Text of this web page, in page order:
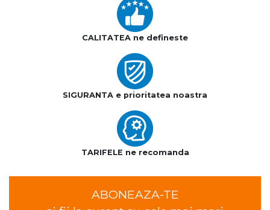
CALITATEA ne defineste
SIGURANTA e prioritatea noastra
TARIFELE ne recomanda
ABONEAZA-TE